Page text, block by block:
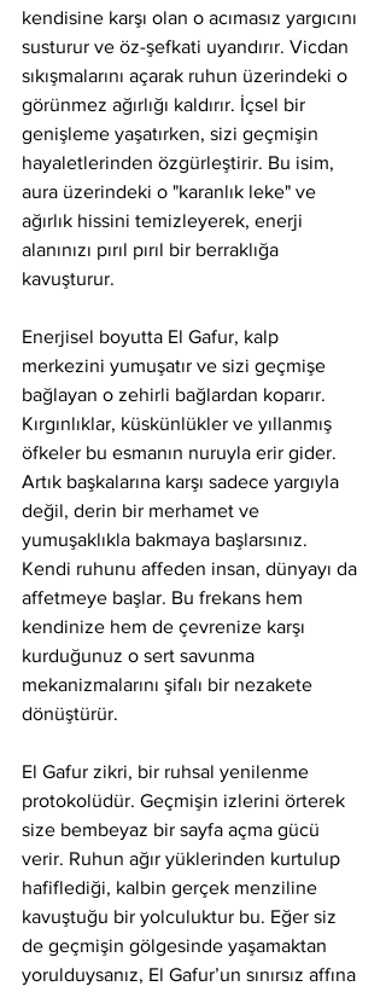
kendisine karşı olan o acımasız yargıcını
susturur ve öz-şefkati uyandırır. Vicdan
sıkışmalarını açarak ruhun üzerindeki o
görünmez ağırlığı kaldırır. İçsel bir
genişleme yaşatırken, sizi geçmişin
hayaletlerinden özgürleştirir. Bu isim,
aura üzerindeki o "karanlık leke" ve
ağırlık hissini temizleyerek, enerji
alanınızı pırıl pırıl bir berraklığa
kavuşturur.
Enerjisel boyutta El Gafur, kalp
merkezini yumuşatır ve sizi geçmişe
bağlayan o zehirli bağlardan koparır.
Kırgınlıklar, küskünlükler ve yıllanmış
öfkeler bu esmanın nuruyla erir gider.
Artık başkalarına karşı sadece yargıyla
değil, derin bir merhamet ve
yumuşaklıkla bakmaya başlarsınız.
Kendi ruhunu affeden insan, dünyayı da
affetmeye başlar. Bu frekans hem
kendinize hem de çevrenize karşı
kurduğunuz o sert savunma
mekanizmalarını şifalı bir nezakete
dönüştürür.
El Gafur zikri, bir ruhsal yenilenme
protokolüdür. Geçmişin izlerini örterek
size bembeyaz bir sayfa açma gücü
verir. Ruhun ağır yüklerinden kurtulup
hafiflediği, kalbin gerçek menziline
kavuştuğu bir yolculuktur bu. Eğer siz
de geçmişin gölgesinde yaşamaktan
yorulduysanız, El Gafur’un sınırsız affına